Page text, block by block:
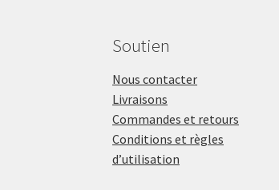
Soutien
Nous contacter
Livraisons
Commandes et retours
Conditions et règles
d’utilisation